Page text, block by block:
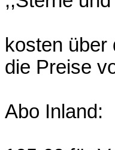
kosten über
die Preise
Abo Inland: